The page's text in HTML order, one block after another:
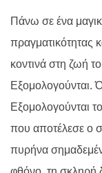
Πάνω σε ένα
πραγματικότητας
κοντινά στη ζωή
Εξομολογούνται.
Εξομολογούνται
που αποτέλεσε ο
πυρήνα